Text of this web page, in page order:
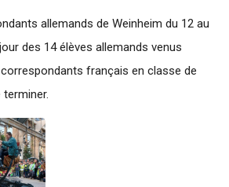
allemands de Weinheim du 12 au
des 14 élèves allemands venus
français en classe de